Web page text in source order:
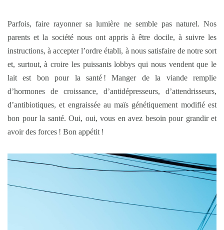
Parfois, faire rayonner sa lumière ne semble pas naturel. Nos
parents et la société nous ont appris à être docile, à suivre les
instructions, à accepter l’ordre établi, à nous satisfaire de notre sort
et, surtout, à croire les puissants lobbys qui nous vendent que le
lait est bon pour la santé ! Manger de la viande remplie
d’hormones de croissance, d’antidépresseurs, d’attendrisseurs,
d’antibiotiques, et engraissée au maïs génétiquement modifié est
bon pour la santé. Oui, oui, vous en avez besoin pour grandir et
avoir des forces ! Bon appétit !